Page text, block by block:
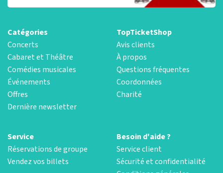
Catégories
Concerts
Cabaret et Théâtre
Comédies musicales
Événements
Offres
Dernière newsletter
TopTicketShop
Avis clients
À propos
Questions fréquentes
Coordonnées
Charité
Service
Réservations de groupe
Vendez vos billets
Besoin d'aide ?
Service client
Sécurité et confidentialité